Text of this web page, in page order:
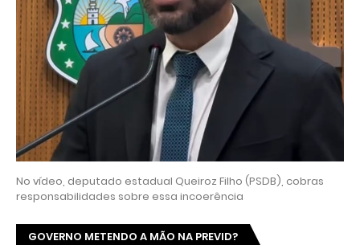
No vídeo, deputado estadual Queiroz Filho (PSDB), cobras
responsabilidades sobre essa incoerência
GOVERNO METENDO A MÃO NA PREVID?